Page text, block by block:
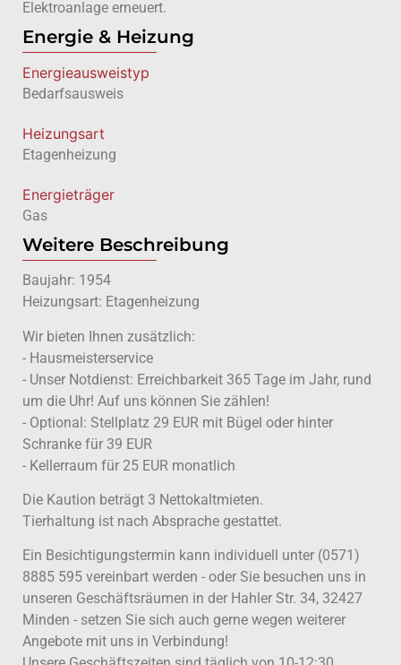
Elektroanlage erneuert.
Energie & Heizung
Energie­ausweistyp
Bedarfsausweis
Heizungsart
Etagenheizung
Energieträger
Gas
Weitere Beschreibung
Baujahr: 1954
Heizungsart: Etagenheizung
Wir bieten Ihnen zusätzlich:
- Hausmeisterservice
- Unser Notdienst: Erreichbarkeit 365 Tage im Jahr, rund
um die Uhr! Auf uns können Sie zählen!
- Optional: Stellplatz 29 EUR mit Bügel oder hinter
Schranke für 39 EUR
- Kellerraum für 25 EUR monatlich
Die Kaution beträgt 3 Nettokaltmieten.
Tierhaltung ist nach Absprache gestattet.
Ein Besichtigungstermin kann individuell unter (0571)
8885 595 vereinbart werden - oder Sie besuchen uns in
unseren Geschäftsräumen in der Hahler Str. 34, 32427
Minden - setzen Sie sich auch gerne wegen weiterer
Angebote mit uns in Verbindung!